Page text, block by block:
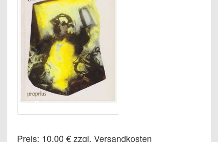
Preis: 10,00 € zzgl. Versandkosten